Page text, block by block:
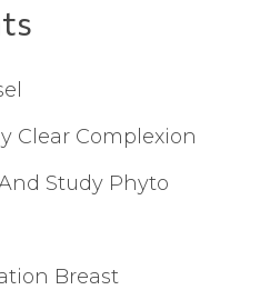
Clear Complexion
Study Phyto
Breast